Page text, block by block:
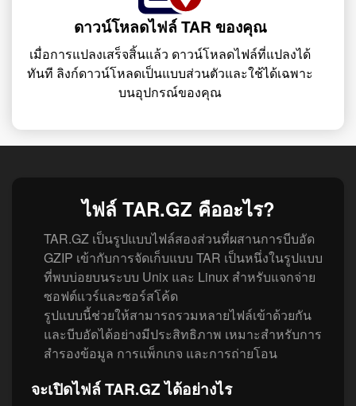
ดาวน์โหลดไฟล์ TAR ของคุณ
เมื่อการแปลงเสร็จสิ้นแล้ว ดาวน์โหลดไฟล์ที่แปลงได้
ทันที ลิงก์ดาวน์โหลดเป็นแบบส่วนตัวและใช้ได้เฉพาะ
บนอุปกรณ์ของคุณ
ไฟล์ TAR.GZ คืออะไร?
TAR.GZ เป็นรูปแบบไฟล์สองส่วนที่ผสานการบีบอัด
GZIP เข้ากับการจัดเก็บแบบ TAR เป็นหนึ่งในรูปแบบ
ที่พบบ่อยบนระบบ Unix และ Linux สำหรับแจกจ่าย
ซอฟต์แวร์และซอร์สโค้ด
รูปแบบนี้ช่วยให้สามารถรวมหลายไฟล์เข้าด้วยกัน
และบีบอัดได้อย่างมีประสิทธิภาพ เหมาะสำหรับการ
สำรองข้อมูล การแพ็กเกจ และการถ่ายโอน
จะเปิดไฟล์ TAR.GZ ได้อย่างไร